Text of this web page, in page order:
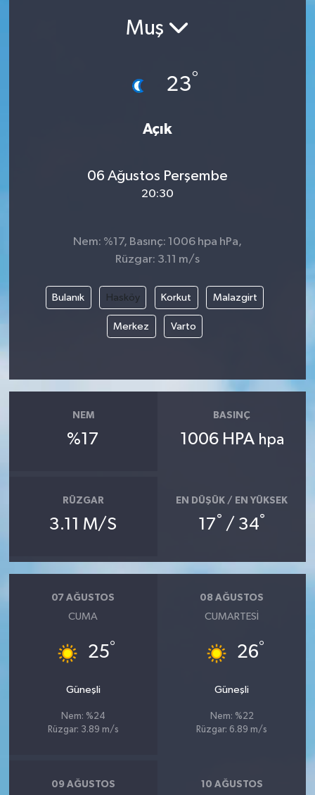
Muş
23°
Açık
06 Ağustos Perşembe
20:30
Nem: %17, Basınç: 1006 hpa hPa,
Rüzgar: 3.11 m/s
Bulanık Hasköy Korkut Malazgirt
Merkez Varto
NEM
%17
BASINÇ
1006 HPA hpa
RÜZGAR
3.11 M/S
EN DÜŞÜK / EN YÜKSEK
17° / 34°
07 AĞUSTOS
CUMA
25°
Güneşli
Nem: %24
Rüzgar: 3.89 m/s
08 AĞUSTOS
CUMARTESI
26°
Güneşli
Nem: %22
Rüzgar: 6.89 m/s
09 AĞUSTOS 10 AĞUSTOS